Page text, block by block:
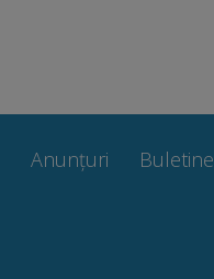
Anunțuri Buletine